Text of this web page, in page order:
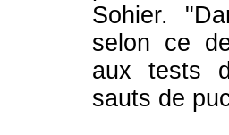
Sohier.
selon ce
aux tests
sauts de